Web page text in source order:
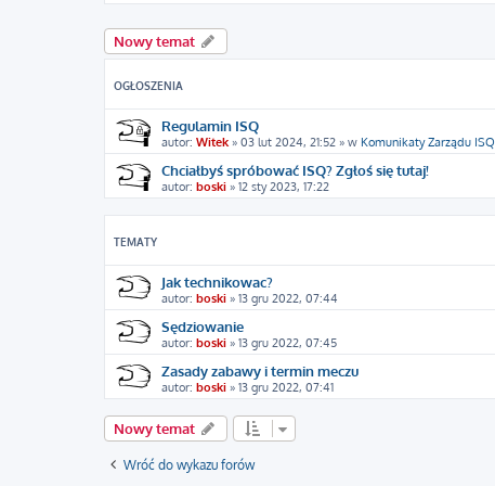
Nowy temat
OGŁOSZENIA
Regulamin ISQ
autor: Witek » 03 lut 2024, 21:52 » w Komunikaty Zarządu ISQ
Chciałbyś spróbować ISQ? Zgłoś się tutaj!
autor: boski » 12 sty 2023, 17:22
TEMATY
Jak technikowac?
autor: boski » 13 gru 2022, 07:44
Sędziowanie
autor: boski » 13 gru 2022, 07:45
Zasady zabawy i termin meczu
autor: boski » 13 gru 2022, 07:41
Nowy temat
Wróć do wykazu forów